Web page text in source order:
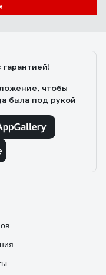
чтобы
была под рукой